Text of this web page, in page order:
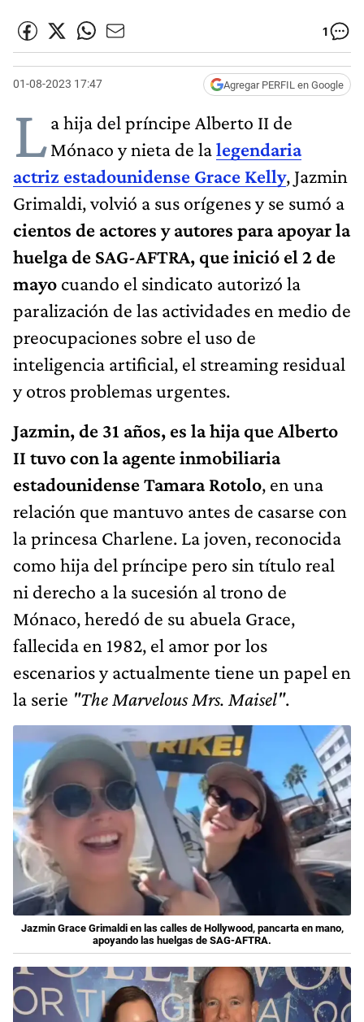
1
01-08-2023 17:47 Agregar PERFIL en Google
La hija del príncipe Alberto II de
Mónaco y nieta de lalegendaria
actriz estadounidense Grace Kelly, Jazmin
Grimaldi, volvió a sus orígenes y se sumó a
cientos de actores y autores para apoyar la
huelga de SAG-AFTRA, que inició el 2 de
mayo cuando el sindicato autorizó la
paralización de las actividades en medio de
preocupaciones sobre el uso de
inteligencia artificial, el streaming residual
y otros problemas urgentes.
Jazmin, de 31 años, es la hija que Alberto
II tuvo con la agente inmobiliaria
estadounidense Tamara Rotolo, en una
relación que mantuvo antes de casarse con
la princesa Charlene. La joven, reconocida
como hija del príncipe pero sin título real
ni derecho a la sucesión al trono de
Mónaco, heredó de su abuela Grace,
fallecida en 1982, el amor por los
escenarios y actualmente tiene un papel en
la serie "The Marvelous Mrs. Maisel".
Jazmin Grace Grimaldi en las calles de Hollywood, pancarta en mano,
apoyando las huelgas de SAG-AFTRA.